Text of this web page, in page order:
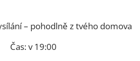
– pohodlně z tvého domova
🕗 Čas: v 19:00